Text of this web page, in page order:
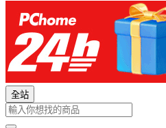
全站